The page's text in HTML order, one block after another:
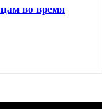
во время